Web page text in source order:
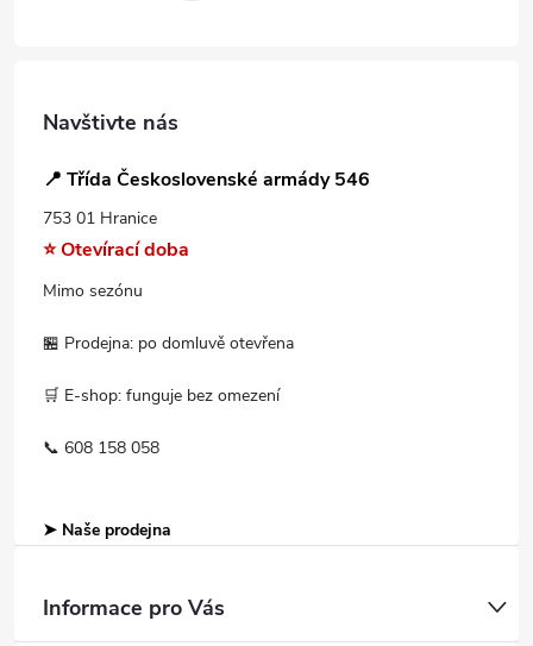
Navštivte nás
📍 Třída Československé armády 546
753 01 Hranice
⭐ Otevírací doba
Mimo sezónu
🏪 Prodejna: po domluvě otevřena
🛒 E-shop: funguje bez omezení
📞 608 158 058
➤ Naše prodejna
Informace pro Vás